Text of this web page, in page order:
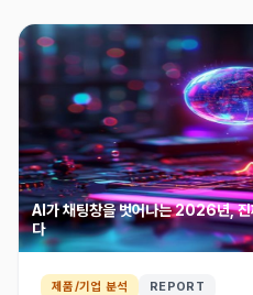
AI가 채팅창을 벗어나는 2026년, 진
다
제품/기업 분석 REPORT